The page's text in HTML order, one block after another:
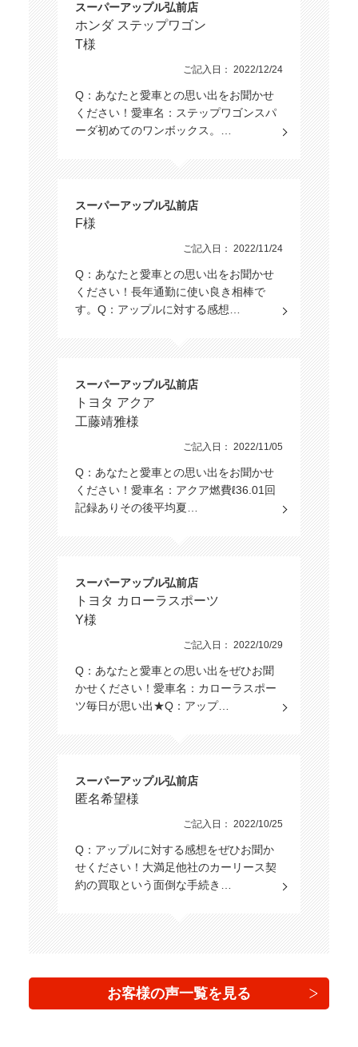
スーパーアップル弘前店
ホンダ ステップワゴン
T様
ご記入日： 2022/12/24
Q：あなたと愛車との思い出をお聞かせ
ください！愛車名：ステップワゴンスパ
ーダ初めてのワンボックス。…
スーパーアップル弘前店
F様
ご記入日： 2022/11/24
Q：あなたと愛車との思い出をお聞かせ
ください！長年通勤に使い良き相棒で
す。Q：アップルに対する感想…
スーパーアップル弘前店
トヨタ アクア
工藤靖雅様
ご記入日： 2022/11/05
Q：あなたと愛車との思い出をお聞かせ
ください！愛車名：アクア燃費ℓ36.01回
記録ありその後平均夏…
スーパーアップル弘前店
トヨタ カローラスポーツ
Y様
ご記入日： 2022/10/29
Q：あなたと愛車との思い出をぜひお聞
かせください！愛車名：カローラスポー
ツ毎日が思い出★Q：アップ…
スーパーアップル弘前店
匿名希望様
ご記入日： 2022/10/25
Q：アップルに対する感想をぜひお聞か
せください！大満足他社のカーリース契
約の買取という面倒な手続き…
お客様の声一覧を見る